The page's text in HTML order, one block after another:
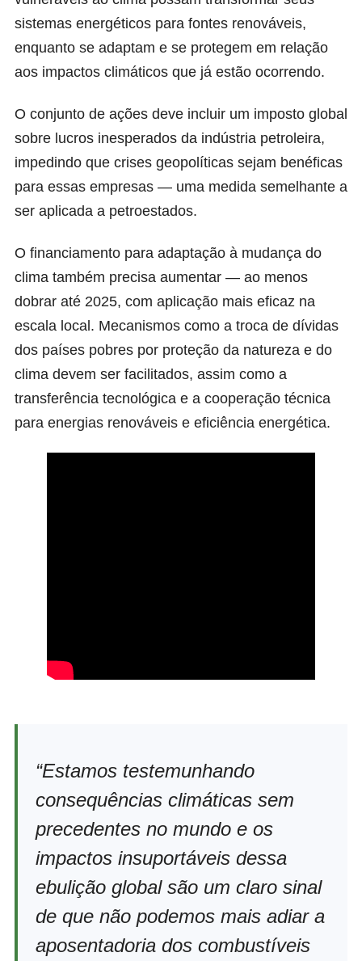
sistemas energéticos para fontes renováveis,
enquanto se adaptam e se protegem em relação
aos impactos climáticos que já estão ocorrendo.
O conjunto de ações deve incluir um imposto global
sobre lucros inesperados da indústria petroleira,
impedindo que crises geopolíticas sejam benéficas
para essas empresas — uma medida semelhante a
ser aplicada a petroestados.
O financiamento para adaptação à mudança do
clima também precisa aumentar — ao menos
dobrar até 2025, com aplicação mais eficaz na
escala local. Mecanismos como a troca de dívidas
dos países pobres por proteção da natureza e do
clima devem ser facilitados, assim como a
transferência tecnológica e a cooperação técnica
para energias renováveis e eficiência energética.
“Estamos testemunhando
consequências climáticas sem
precedentes no mundo e os
impactos insuportáveis dessa
ebulição global são um claro sinal
de que não podemos mais adiar a
aposentadoria dos combustíveis